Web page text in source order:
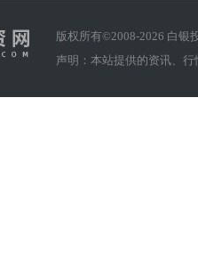
版权所有©2008-2026 白银
声明：本站提供的资讯、